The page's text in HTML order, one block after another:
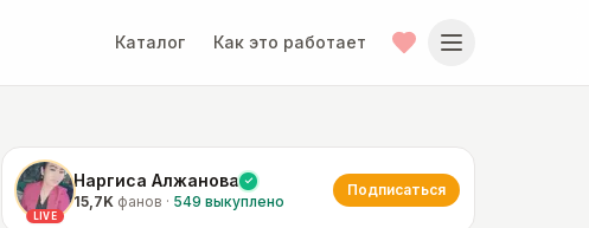
Каталог Как это работает
LIVE
Наргиса Алжанова
15,7K фанов · 549 выкуплено
Подписаться